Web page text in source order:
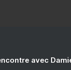
avec